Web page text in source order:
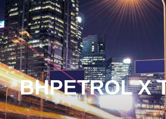
BHPETROL X